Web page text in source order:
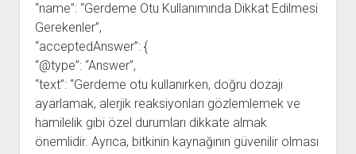
“name”: “Gerdeme Otu Kullanımında Dikkat Edilmesi
Gerekenler”,
“acceptedAnswer”: {
“@type”: “Answer”,
“text”: “Gerdeme otu kullanırken, doğru dozajı
ayarlamak, alerjik reaksiyonları gözlemlemek ve
hamilelik gibi özel durumları dikkate almak
önemlidir. Ayrıca, bitkinin kaynağının güvenilir olması